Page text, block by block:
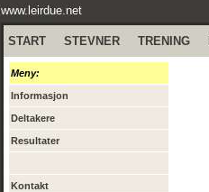
www.leirdue.net
START STEVNER TRENING
Meny:
Informasjon
Deltakere
Resultater
Kontakt